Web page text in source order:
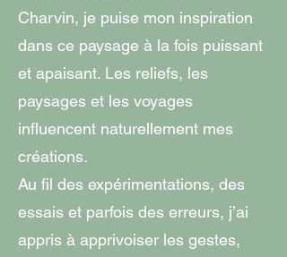
Charvin, je puise mon inspiration
dans ce paysage à la fois puissant
et apaisant. Les reliefs, les
paysages et les voyages
influencent naturellement mes
créations.
Au fil des expérimentations, des
essais et parfois des erreurs, j’ai
appris à apprivoiser les gestes,